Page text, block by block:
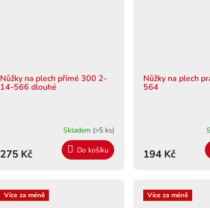
Nůžky na plech přímé 300 2-
14-566 dlouhé
Skladem (>5 ks)
275 Kč Do košíku
Nůžky na plech
564
194 Kč
Více za méně Více za méně